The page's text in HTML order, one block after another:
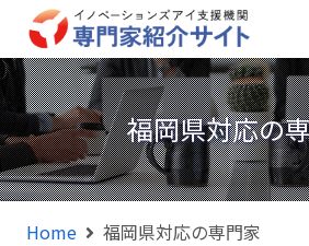
福岡県対応の
Home 福岡県対応の専門家